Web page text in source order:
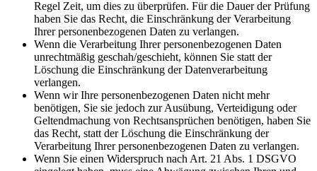
Regel Zeit, um dies zu überprüfen. Für die Dauer der Prüfung
haben Sie das Recht, die Einschränkung der Verarbeitung
Ihrer personenbezogenen Daten zu verlangen.
Wenn die Verarbeitung Ihrer personenbezogenen Daten
unrechtmäßig geschah/geschieht, können Sie statt der
Löschung die Einschränkung der Datenverarbeitung
verlangen.
Wenn wir Ihre personenbezogenen Daten nicht mehr
benötigen, Sie sie jedoch zur Ausübung, Verteidigung oder
Geltendmachung von Rechtsansprüchen benötigen, haben Sie
das Recht, statt der Löschung die Einschränkung der
Verarbeitung Ihrer personenbezogenen Daten zu verlangen.
Wenn Sie einen Widerspruch nach Art. 21 Abs. 1 DSGVO